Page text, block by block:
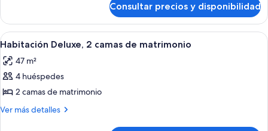
grande
Deluxe,
cama
matrimonio
grande
Consultar precios y disponibilidad
Abrir
todas
las
fotos
de
Habitación
Sábanas de algodón egipcio y ropa
3
Habitación Deluxe, 2 camas de matrimonio
47 m²
4 huéspedes
2 camas de matrimonio
Ver más detalles
Más